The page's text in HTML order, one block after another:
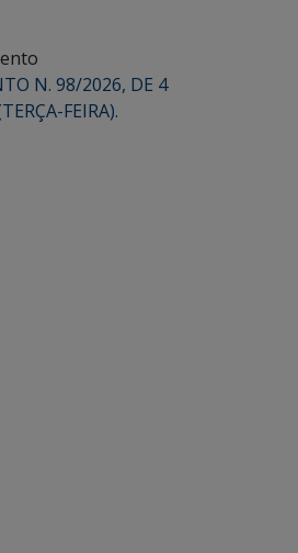
N. 98/2026, DE 4
FEIRA).